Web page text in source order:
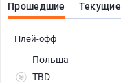
Прошедшие Текущие
Польша
TBD
Плей-офф